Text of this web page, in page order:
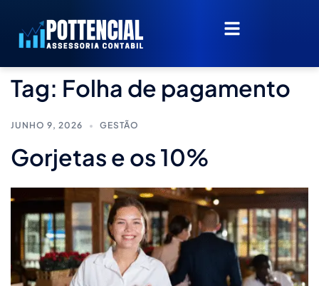
Tag: Folha de pagamento
JUNHO 9, 2026 GESTÃO
Gorjetas e os 10%